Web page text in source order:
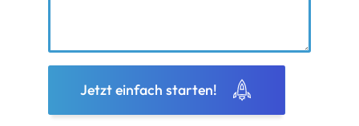
Jetzt einfach starten!